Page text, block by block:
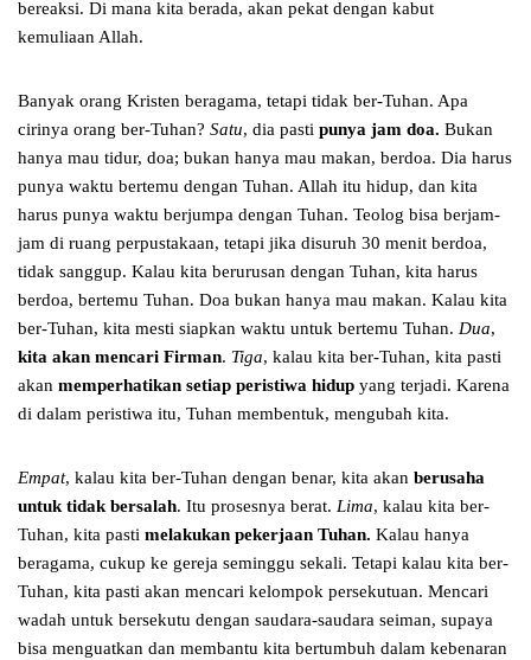
bereaksi. Di mana kita berada, akan pekat dengan kabut
kemuliaan Allah.
Banyak orang Kristen beragama, tetapi tidak ber-Tuhan. Apa
cirinya orang ber-Tuhan? Satu, dia pasti punya jam doa. Bukan
hanya mau tidur, doa; bukan hanya mau makan, berdoa. Dia harus
punya waktu bertemu dengan Tuhan. Allah itu hidup, dan kita
harus punya waktu berjumpa dengan Tuhan. Teolog bisa berjam-
jam di ruang perpustakaan, tetapi jika disuruh 30 menit berdoa,
tidak sanggup. Kalau kita berurusan dengan Tuhan, kita harus
berdoa, bertemu Tuhan. Doa bukan hanya mau makan. Kalau kita
ber-Tuhan, kita mesti siapkan waktu untuk bertemu Tuhan. Dua,
kita akan mencari Firman. Tiga, kalau kita ber-Tuhan, kita pasti
akan memperhatikan setiap peristiwa hidup yang terjadi. Karena
di dalam peristiwa itu, Tuhan membentuk, mengubah kita.
Empat, kalau kita ber-Tuhan dengan benar, kita akan berusaha
untuk tidak bersalah. Itu prosesnya berat. Lima, kalau kita ber-
Tuhan, kita pasti melakukan pekerjaan Tuhan. Kalau hanya
beragama, cukup ke gereja seminggu sekali. Tetapi kalau kita ber-
Tuhan, kita pasti akan mencari kelompok persekutuan. Mencari
wadah untuk bersekutu dengan saudara-saudara seiman, supaya
bisa menguatkan dan membantu kita bertumbuh dalam kebenaran